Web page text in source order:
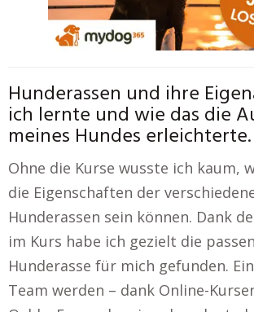
Hunderassen und ihre
ich lernte und wie das die
meines Hundes erleichterte.
Ohne die Kurse wusste ich kaum,
die Eigenschaften der
Hunderassen sein können. Dank
im Kurs habe ich gezielt die
Hunderasse für mich gefunden.
Team werden – dank Online-